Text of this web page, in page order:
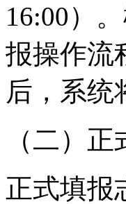
16:00）
报操作流
后，系统
（二）
正式填报